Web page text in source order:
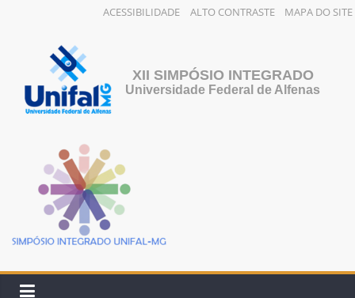
ACESSIBILIDADE ALTO CONTRASTE MAPA DO SITE
XII SIMPÓSIO INTEGRADO
Universidade Federal de Alfenas